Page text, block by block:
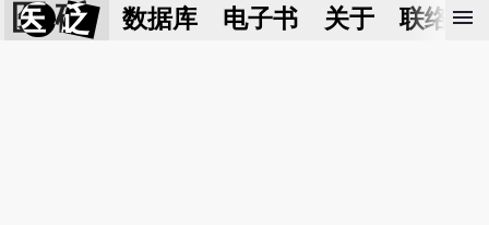
医 砭 数据库 电子书 关于 联络我
menu